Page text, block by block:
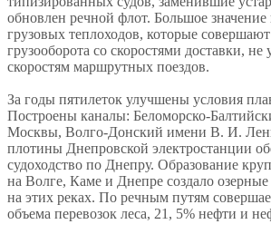
обновлен речной флот. Большое значение
грузовых теплоходов, которые
грузооборота со скоростями доставки,
скоростям маршрутных поездов.
За годы пятилеток улучшены условия
Построены каналы: Беломорско-
Москвы, Волго-Донский имени В. И.
плотины Днепровской электростанции
судоходство по Днепру. Образование
на Волге, Каме и Днепре создало
на этих реках. По речным путям
объема перевозок леса, 21, 5% нефти и